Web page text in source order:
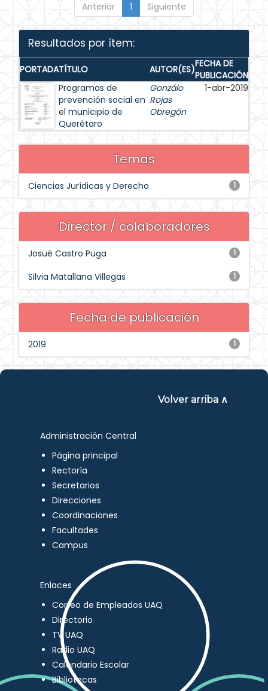
Anterior 1 Siguiente
Resultados por ítem:
PORTADATÍTULO AUTOR(ES)FECHA DE
PUBLICACIÓN
Programas de
prevención social en
el municipio de
Querétaro
Gonzálo
Rojas
Obregón
1-abr-2019
Temas
1
Ciencias Jurídicas y Derecho
Director / colaboradores
1
Josué Castro Puga
1
Silvia Matallana Villegas
Fecha de publicación
1
2019
Volver arriba ∧
Administración Central
Página principal
Rectoría
Secretarios
Direcciones
Coordinaciones
Facultades
Campus
Enlaces
Correo de Empleados UAQ
Directorio
TV UAQ
Radio UAQ
Calendario Escolar
Bibliotecas